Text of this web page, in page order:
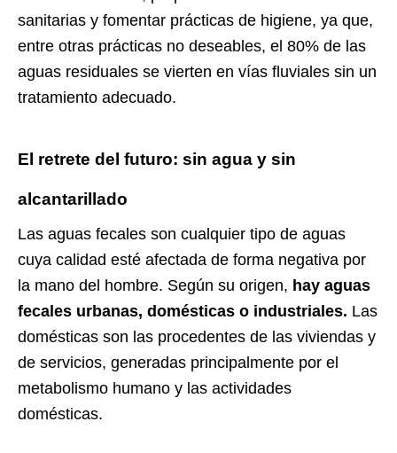
sanitarias y fomentar prácticas de higiene, ya que,
entre otras prácticas no deseables, el 80% de las
aguas residuales se vierten en vías fluviales sin un
tratamiento adecuado.
El retrete del futuro: sin agua y sin
alcantarillado
Las aguas fecales son cualquier tipo de aguas
cuya calidad esté afectada de forma negativa por
la mano del hombre. Según su origen, hay aguas
fecales urbanas, domésticas o industriales. Las
domésticas son las procedentes de las viviendas y
de servicios, generadas principalmente por el
metabolismo humano y las actividades
domésticas.